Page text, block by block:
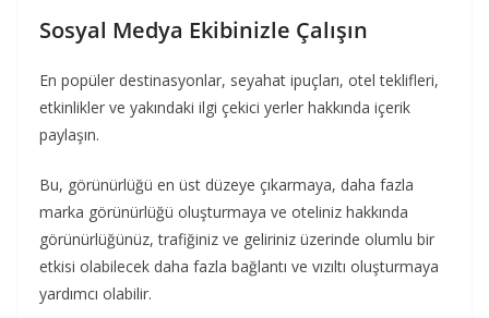
Sosyal Medya Ekibinizle Çalışın
En popüler destinasyonlar, seyahat ipuçları, otel teklifleri,
etkinlikler ve yakındaki ilgi çekici yerler hakkında içerik
paylaşın.
Bu, görünürlüğü en üst düzeye çıkarmaya, daha fazla
marka görünürlüğü oluşturmaya ve oteliniz hakkında
görünürlüğünüz, trafiğiniz ve geliriniz üzerinde olumlu bir
etkisi olabilecek daha fazla bağlantı ve vızıltı oluşturmaya
yardımcı olabilir.